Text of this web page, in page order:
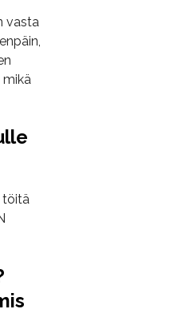
vasta
mikä
töitä